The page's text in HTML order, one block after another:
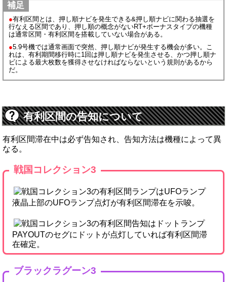
補足
●有利区間とは、押し順ナビを発生できる&押し順ナビに関わる抽選を
行なえる区間であり、押し順の概念がないRT+ボーナスタイプの機種
は通常区間・有利区間を搭載していない場合がある。
●5.9号機では通常画面で突然、押し順ナビが発生する機会が多い。こ
れは、有利期間移行時に1回は押し順ナビを発生させる、かつ押し順ナ
ビによる最大枚数を獲得させなければならないという規則があるから
だ。
有利区間の告知について
有利区間滞在中は必ず告知され、告知方法は機種によって異
なる。
戦国コレクション3
液晶上部のUFOランプ点灯が有利区間滞在を示唆。
PAYOUTのセグにドットが点灯していれば有利区間滞
在確定。
ブラックラグーン3